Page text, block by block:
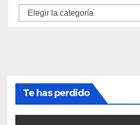
Categorías
Te has perdido